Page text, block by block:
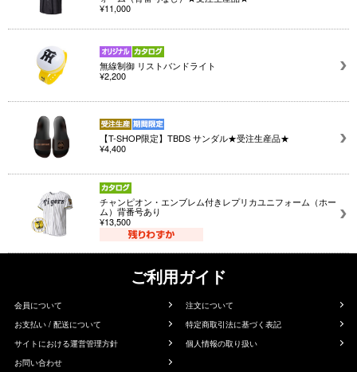
¥11,000
無線制御 リストバンドライト
¥2,200
【T-SHOP限定】TBDS サンダル★受注生産品★
¥4,400
チャンピオン・エンブレム付きレプリカユニフォーム（ホー
ム）背番号あり
¥13,500
ご利用ガイド
会員について
注文について
お支払い / 配送について
特定商取引法に基づく表記
サイトにおける運営管理方針
個人情報の取り扱い
お問い合わせ